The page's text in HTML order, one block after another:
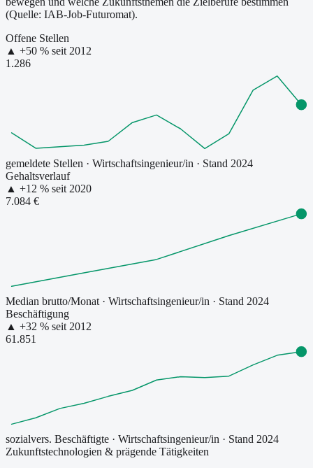
(Quelle: IAB-Job-Futuromat).
Offene Stellen
▲ +50 % seit 2012
1.286
gemeldete Stellen · Wirtschaftsingenieur/in · Stand 2024
Gehaltsverlauf
▲ +12 % seit 2020
7.084 €
Median brutto/Monat · Wirtschaftsingenieur/in · Stand 2024
Beschäftigung
▲ +32 % seit 2012
61.851
sozialvers. Beschäftigte · Wirtschaftsingenieur/in · Stand 2024
Zukunftstechnologien & prägende Tätigkeiten